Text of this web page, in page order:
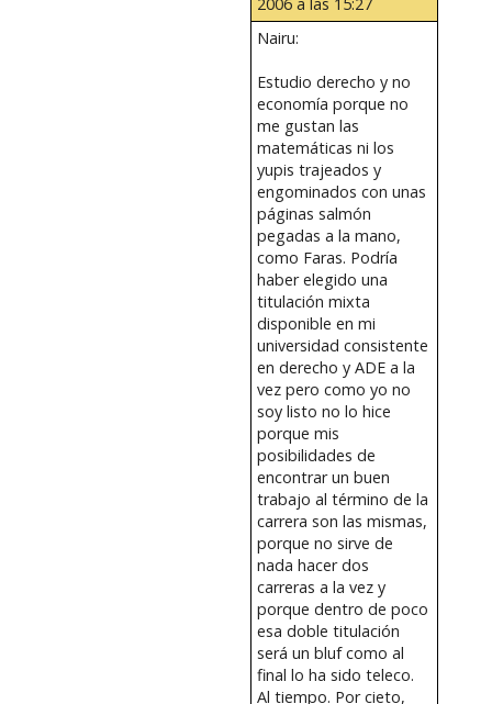
2006 a las 15:27
Nairu:
Estudio derecho y no
economía porque no
me gustan las
matemáticas ni los
yupis trajeados y
engominados con unas
páginas salmón
pegadas a la mano,
como Faras. Podría
haber elegido una
titulación mixta
disponible en mi
universidad consistente
en derecho y ADE a la
vez pero como yo no
soy listo no lo hice
porque mis
posibilidades de
encontrar un buen
trabajo al término de la
carrera son las mismas,
porque no sirve de
nada hacer dos
carreras a la vez y
porque dentro de poco
esa doble titulación
será un bluf como al
final lo ha sido teleco.
Al tiempo. Por cieto,